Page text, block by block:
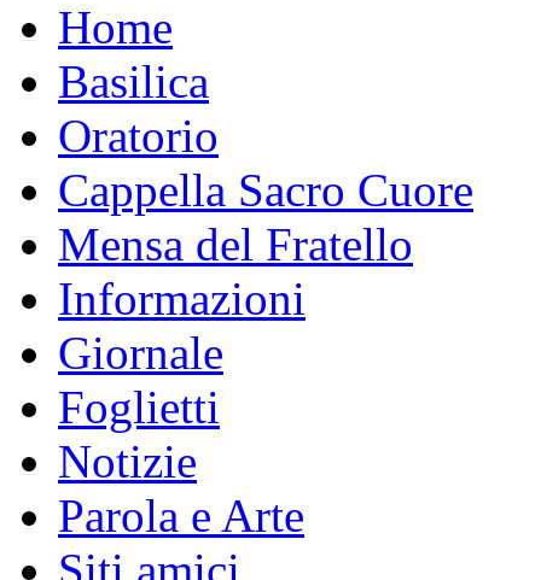
Home
Basilica
Oratorio
Cappella Sacro Cuore
Mensa del Fratello
Informazioni
Giornale
Foglietti
Notizie
Parola e Arte